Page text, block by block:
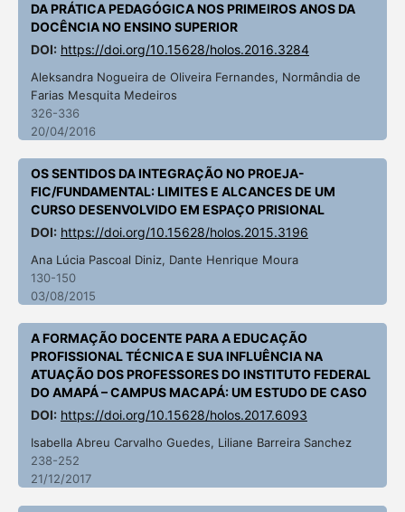
DA PRÁTICA PEDAGÓGICA NOS PRIMEIROS ANOS DA
DOCÊNCIA NO ENSINO SUPERIOR
DOI: https://doi.org/10.15628/holos.2016.3284
Aleksandra Nogueira de Oliveira Fernandes, Normândia de
Farias Mesquita Medeiros
326-336
20/04/2016
OS SENTIDOS DA INTEGRAÇÃO NO PROEJA-
FIC/FUNDAMENTAL: LIMITES E ALCANCES DE UM
CURSO DESENVOLVIDO EM ESPAÇO PRISIONAL
DOI: https://doi.org/10.15628/holos.2015.3196
Ana Lúcia Pascoal Diniz, Dante Henrique Moura
130-150
03/08/2015
A FORMAÇÃO DOCENTE PARA A EDUCAÇÃO
PROFISSIONAL TÉCNICA E SUA INFLUÊNCIA NA
ATUAÇÃO DOS PROFESSORES DO INSTITUTO FEDERAL
DO AMAPÁ – CAMPUS MACAPÁ: UM ESTUDO DE CASO
DOI: https://doi.org/10.15628/holos.2017.6093
Isabella Abreu Carvalho Guedes, Liliane Barreira Sanchez
238-252
21/12/2017